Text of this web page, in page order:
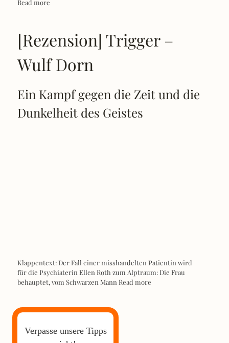
Read more
[Rezension] Trigger –
Wulf Dorn
Ein Kampf gegen die Zeit und die
Dunkelheit des Geistes
Klappentext: Der Fall einer misshandelten Patientin wird
für die Psychiaterin Ellen Roth zum Alptraum: Die Frau
behauptet, vom Schwarzen Mann Read more
Verpasse unsere Tipps